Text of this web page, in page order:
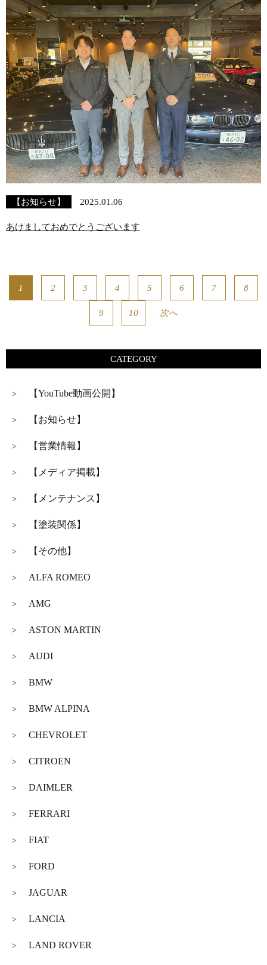
【お知らせ】 2025.01.06
あけましておめでとうございます
1 2 3 4 5 6 7 8
9 10 次へ
CATEGORY
> 【YouTube動画公開】
> 【お知らせ】
> 【営業情報】
> 【メディア掲載】
> 【メンテナンス】
> 【塗装関係】
> 【その他】
> ALFA ROMEO
> AMG
> ASTON MARTIN
> AUDI
> BMW
> BMW ALPINA
> CHEVROLET
> CITROEN
> DAIMLER
> FERRARI
> FIAT
> FORD
> JAGUAR
> LANCIA
> LAND ROVER